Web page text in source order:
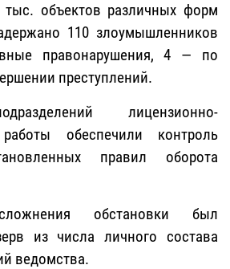
объектов различных форм
110 злоумышленников
правонарушения, 4 — по
преступлений.
лицензионно-
работы обеспечили контроль
правил оборота
обстановки был
из числа личного состава
ведомства.